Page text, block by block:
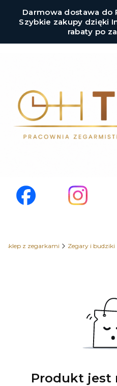
Darmowa dostawa do
Szybkie zakupy dzięki
rabaty po
sklep z zegarkami Zegary i budziki
Produkt jest